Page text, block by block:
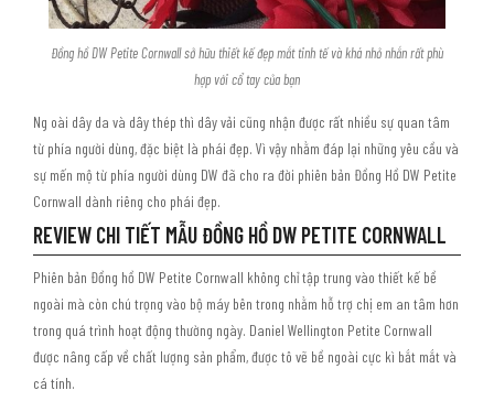
Đồng hồ DW Petite Cornwall sở hữu thiết kế đẹp mắt tinh tế và khá nhỏ nhắn rất phù
hợp với cổ tay của bạn
Ng oài dây da và dây thép thì dây vải cũng nhận được rất nhiều sự quan tâm
từ phía người dùng, đặc biệt là phái đẹp. Vì vậy nhằm đáp lại những yêu cầu và
sự mến mộ từ phía người dùng DW đã cho ra đời phiên bản Đồng Hồ DW Petite
Cornwall dành riêng cho phái đẹp.
REVIEW CHI TIẾT MẪU ĐỒNG HỒ DW PETITE CORNWALL
Phiên bản Đồng hồ DW Petite Cornwall không chỉ tập trung vào thiết kế bề
ngoài mà còn chú trọng vào bộ máy bên trong nhằm hỗ trợ chị em an tâm hơn
trong quá trình hoạt động thường ngày. Daniel Wellington Petite Cornwall
được nâng cấp về chất lượng sản phẩm, được tô vẽ bề ngoài cực kì bắt mắt và
cá tính.